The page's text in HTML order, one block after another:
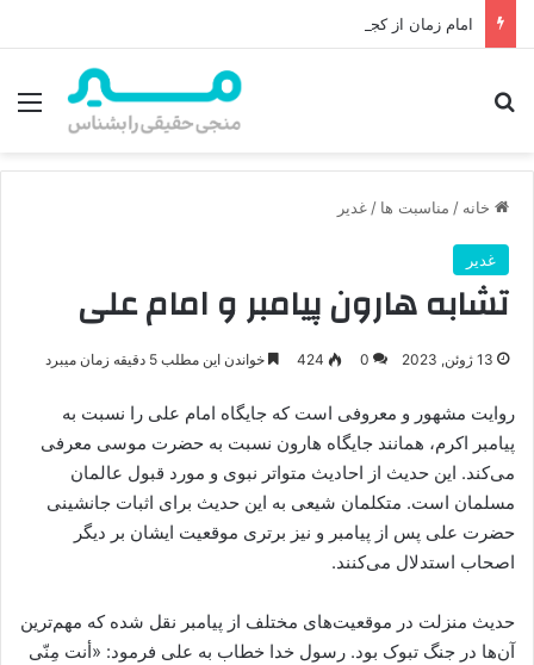
خانه / مناسبت ها /غدیر
غدیر
تشابه هارون پیامبر و امام علی
13 ژوئن, 2023 0
424 خواندن این مطلب 5 دقیقه زمان میبرد
روایت مشهور و معروفی است که جایگاه امام علی را نسبت به
پیامبر اکرم، همانند جایگاه هارون نسبت به حضرت موسی معرفی
می‌کند. این حدیث از احادیث متواتر نبوی و مورد قبول عالمان
مسلمان است. متکلمان شیعی به این حدیث برای اثبات جانشینی
حضرت علی پس از پیامبر و نیز برتری موقعیت ایشان بر دیگر
اصحاب استدلال می‌کنند.
حدیث منزلت در موقعیت‌های مختلف از پیامبر نقل شده که مهم‌ترین
آن‌ها در جنگ تبوک بود. رسول خدا خطاب به علی فرمود: «أنت مِنّی